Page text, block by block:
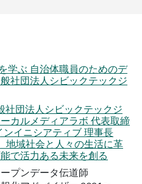
学ぶ 自治体職員のためのデ
社団法人シビックテックジ
社団法人シビックテックジ
カルメディアラボ 代表取締
イニシアティブ 理事長
地域社会と人々の生活に革
で活力ある未来を創る
プンデータ伝道師